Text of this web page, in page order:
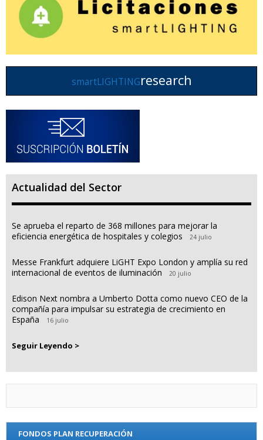
smartLIGHTINGresearch
Actualidad del Sector
Se aprueba el reparto de 368 millones para mejorar la
eficiencia energética de hospitales y colegios
24 julio
Messe Frankfurt adquiere LiGHT Expo London y amplía su red
internacional de eventos de iluminación
20 julio
Edison Next nombra a Umberto Dotta como nuevo CEO de la
compañía para impulsar su estrategia de crecimiento en
España
16 julio
Seguir Leyendo >
FONDOS PLAN RECUPERACIÓN